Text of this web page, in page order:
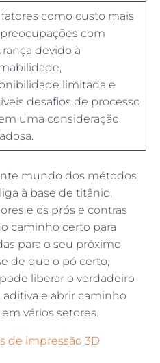
fatores como custo mais
com
devido à
limitada e
desafios de processo
uma consideração
mundo dos métodos
à base de titânio,
e os prós e contras
caminho certo para
para o seu próximo
de que o pó certo,
liberar o verdadeiro
e abrir caminho
vários setores.
de impressão 3D